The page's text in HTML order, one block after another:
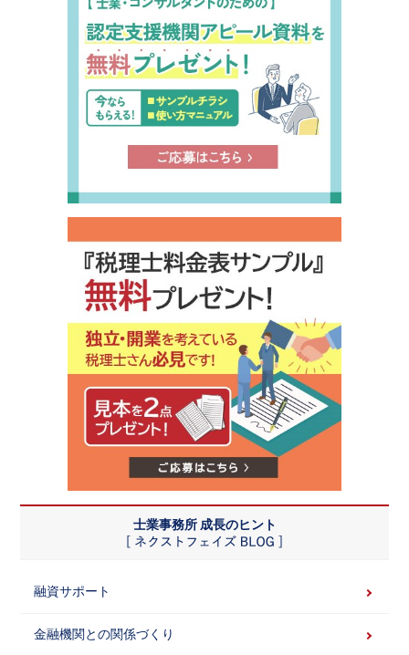
士業事務所 成長のヒント
融資サポート
金融機関との関係づくり